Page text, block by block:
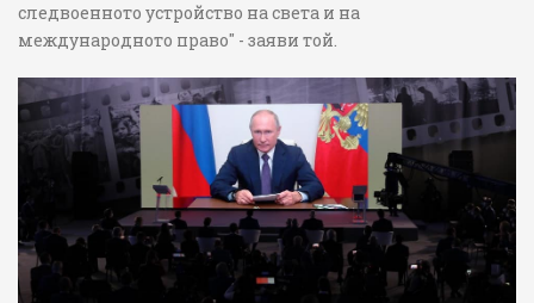
следвоенното устройство на света и на
международното право" - заяви той.